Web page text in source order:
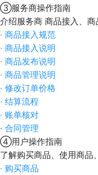
③服务商操作指南
介绍服务商 商品接入、商
· 商品接入规范
· 商品接入说明
· 商品发布说明
· 商品管理说明
· 修改订单价格
· 结算流程
· 账单核对
· 合同管理
④用户操作指南
了解购买商品、使用商品
· 购买商品